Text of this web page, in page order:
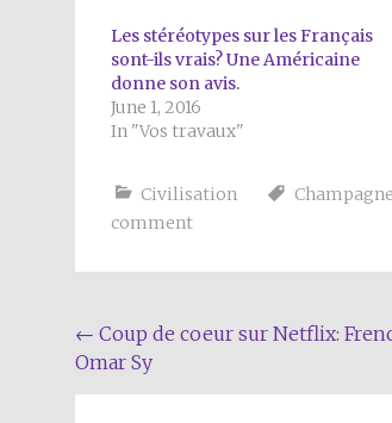
Les stéréotypes sur les Français
sont-ils vrais? Une Américaine
donne son avis.
June 1, 2016
In "Vos travaux"
Civilisation
comment
Post
navigation
← Coup de coeur sur Netflix:
Omar Sy